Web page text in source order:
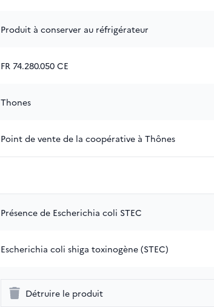
Produit à conserver au réfrigérateur
FR 74.280.050 CE
Thones
Point de vente de la coopérative à Thônes
Présence de Escherichia coli STEC
Escherichia coli shiga toxinogène (STEC)
Détruire le produit